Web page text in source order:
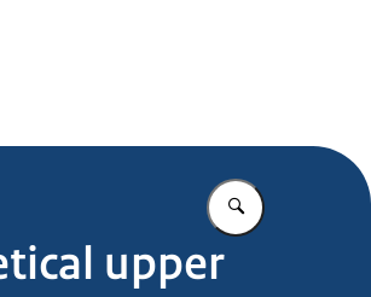
Vul in wat u
upper